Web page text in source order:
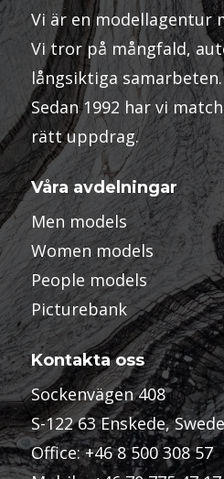
Vi är en modellagentur
Vi tror på mångfald,
långsiktiga samarbeten.
Sedan 1992 har vi
rätt uppdrag.
Våra avdelningar
Men models
Women models
People models
Picturebank
Kontakta oss
Sockenvägen 408
S-122 63 Enskede,
Office:+46 8 500 308 57